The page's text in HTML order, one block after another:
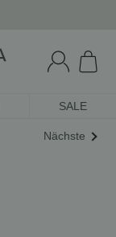
SALE
Nächste